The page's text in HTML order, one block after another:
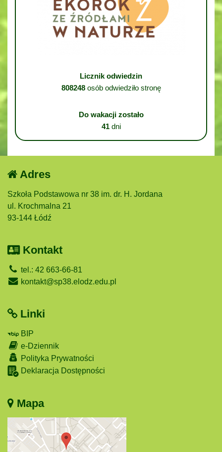
Licznik odwiedzin
808248osób odwiedziło stronę
Do wakacji zostało
41dni
Adres
Szkoła Podstawowa nr 38 im. dr. H. Jordana
ul. Krochmalna 21
93-144 Łódź
Kontakt
tel.: 42 663-66-81
kontakt@sp38.elodz.edu.pl
Linki
BIP
e-Dziennik
Polityka Prywatności
Deklaracja Dostępności
Mapa